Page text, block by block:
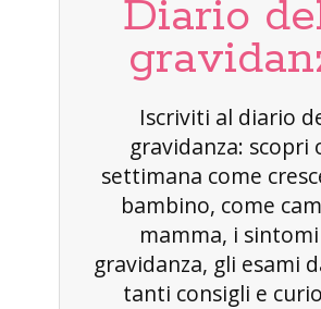
Diario
Iscriviti al diario
gravidanza: scopri
settimana come
bambino, come
mamma, i
gravidanza, gli esami
tanti consigli e